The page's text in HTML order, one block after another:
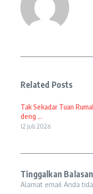
Related Posts
Tak Sekadar Tuan
deng ...
12 Juli 2026
Tinggalkan Balasan
Alamat email Anda